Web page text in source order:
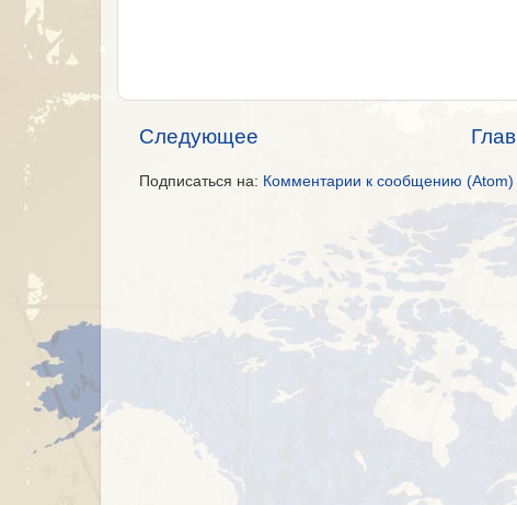
Следующее
Подписаться на: Комментарии к сообщению (Atom)